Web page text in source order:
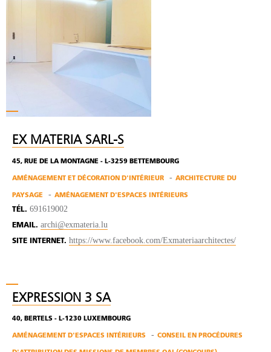
EX MATERIA SARL-S
45, RUE DE LA MONTAGNE - L-3259 BETTEMBOURG
AMÉNAGEMENT ET DÉCORATION D'INTÉRIEUR ARCHITECTURE DU
PAYSAGE AMÉNAGEMENT D'ESPACES INTÉRIEURS
TÉL. 691619002
EMAIL. archi@exmateria.lu
SITE INTERNET. https://www.facebook.com/Exmateriaarchitectes/
EXPRESSION 3 SA
40, BERTELS - L-1230 LUXEMBOURG
AMÉNAGEMENT D'ESPACES INTÉRIEURS CONSEIL EN PROCÉDURES